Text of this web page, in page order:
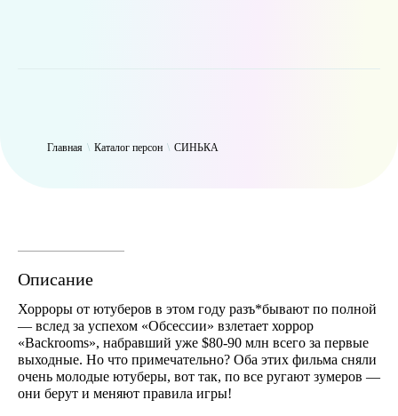
Главная \ Каталог персон \ СИНЬКА
Описание
Хорроры от ютуберов в этом году разъ*бывают по полной
— вслед за успехом «Обсессии» взлетает хоррор
«Backrooms», набравший уже $80-90 млн всего за первые
выходные. Но что примечательно? Оба этих фильма сняли
очень молодые ютуберы, вот так, по все ругают зумеров —
они берут и меняют правила игры!